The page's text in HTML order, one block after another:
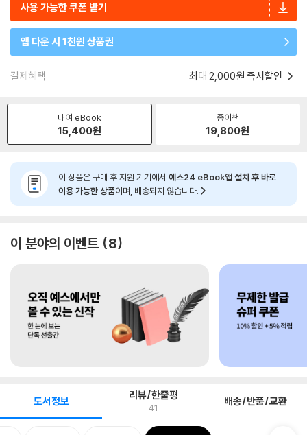
사용 가능한 쿠폰 받기
앱 다운 시 1천원 상품권
결제혜택 최대 2,000원 즉시할인
대여 eBook
15,400원
종이책
19,800원
이 상품은 구매 후 지원 기기에서 예스24 eBook앱 설치 후 바로
이용 가능한 상품이며, 배송되지 않습니다.
이 분야의 이벤트 8
도서정보 리뷰/한줄평
41 배송/반품/교환